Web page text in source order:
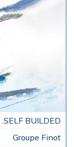
.SELF BUILDED
Groupe Finot